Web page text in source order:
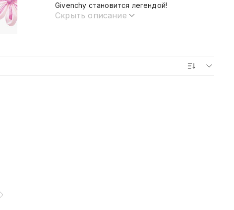
Givenchy становится легендой!
Скрыть описание